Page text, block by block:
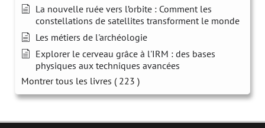
La nouvelle ruée vers l’orbite : Comment les
constellations de satellites transforment le monde
Les métiers de l'archéologie
Explorer le cerveau grâce à l'IRM : des bases
physiques aux techniques avancées
Montrer tous les livres ( 223 )